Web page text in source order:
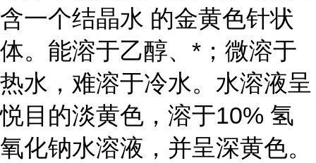
含一个结晶水 的金黄色针状
体。能溶于乙醇、*；微溶于
热水，难溶于冷水。水溶液呈
悦目的淡黄色，溶于10% 氢
氧化钠水溶液，并呈深黄色。